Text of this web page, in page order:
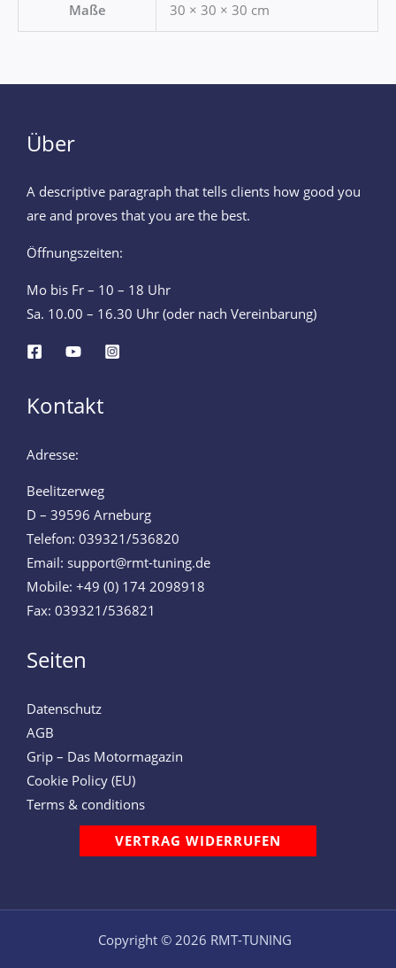
Maße 30 × 30 × 30 cm
Über
A descriptive paragraph that tells clients how good you
are and proves that you are the best.
Öffnungszeiten:
Mo bis Fr – 10 – 18 Uhr
Sa. 10.00 – 16.30 Uhr (oder nach Vereinbarung)
Kontakt
Adresse:
Beelitzerweg
D – 39596 Arneburg
Telefon: 039321/536820
Email: support@rmt-tuning.de
Mobile: +49 (0) 174 2098918
Fax: 039321/536821
Seiten
Datenschutz
AGB
Grip – Das Motormagazin
Cookie Policy (EU)
Terms & conditions
VERTRAG WIDERRUFEN
Copyright © 2026 RMT-TUNING